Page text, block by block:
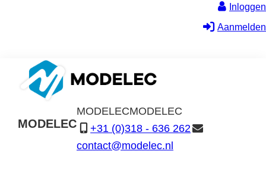
Inloggen
Aanmelden
MODELEC
MODELECMODELEC
+31 (0)318 - 636 262
contact@modelec.nl